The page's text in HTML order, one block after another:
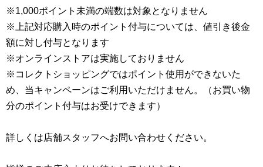
※1,000ポイント未満の端数は対象となりません
※上記対応購入時のポイント付与については、値引き後金
額に対し付与となります
※オンラインストアは実施しておりません
※コレクトショッピングではポイント使用ができないた
め、当キャンペーンはご利用いただけません。（お買い物
分のポイント付与はお受けできます）
詳しくは店舗スタッフへお問い合わせください。